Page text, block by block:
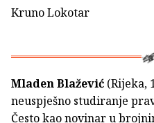
Kruno Lokotar
Mladen Blažević (Rijeka,
neuspješno studiranje
Često kao novinar u